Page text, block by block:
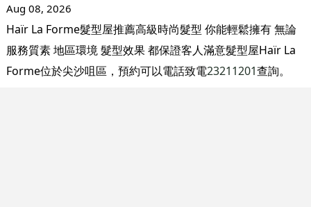
Aug 08, 2026
Haïr La Forme髮型屋推薦高級時尚髮型 你能輕鬆擁有 無論
服務質素 地區環境 髮型效果 都保證客人滿意髮型屋Haïr La
Forme位於尖沙咀區，預約可以電話致電23211201查詢。